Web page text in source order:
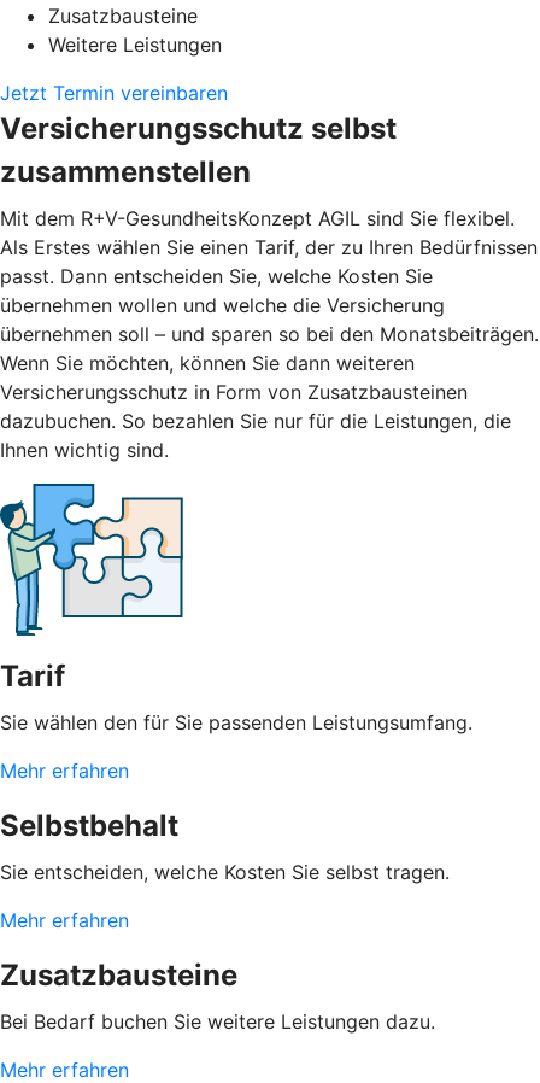
Zusatzbausteine
Weitere Leistungen
Jetzt Termin vereinbaren
Versicherungsschutz selbst
zusammenstellen
Mit dem R+V-GesundheitsKonzept AGIL sind Sie flexibel.
Als Erstes wählen Sie einen Tarif, der zu Ihren Bedürfnissen
passt. Dann entscheiden Sie, welche Kosten Sie
übernehmen wollen und welche die Versicherung
übernehmen soll – und sparen so bei den Monatsbeiträgen.
Wenn Sie möchten, können Sie dann weiteren
Versicherungsschutz in Form von Zusatzbausteinen
dazubuchen. So bezahlen Sie nur für die Leistungen, die
Ihnen wichtig sind.
Tarif
Sie wählen den für Sie passenden Leistungsumfang.
Mehr erfahren
Selbstbehalt
Sie entscheiden, welche Kosten Sie selbst tragen.
Mehr erfahren
Zusatzbausteine
Bei Bedarf buchen Sie weitere Leistungen dazu.
Mehr erfahren